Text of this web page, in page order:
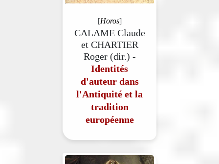
[Horos]
CALAME Claude
et CHARTIER
Roger (dir.) -
Identités
d'auteur dans
l'Antiquité et la
tradition
européenne